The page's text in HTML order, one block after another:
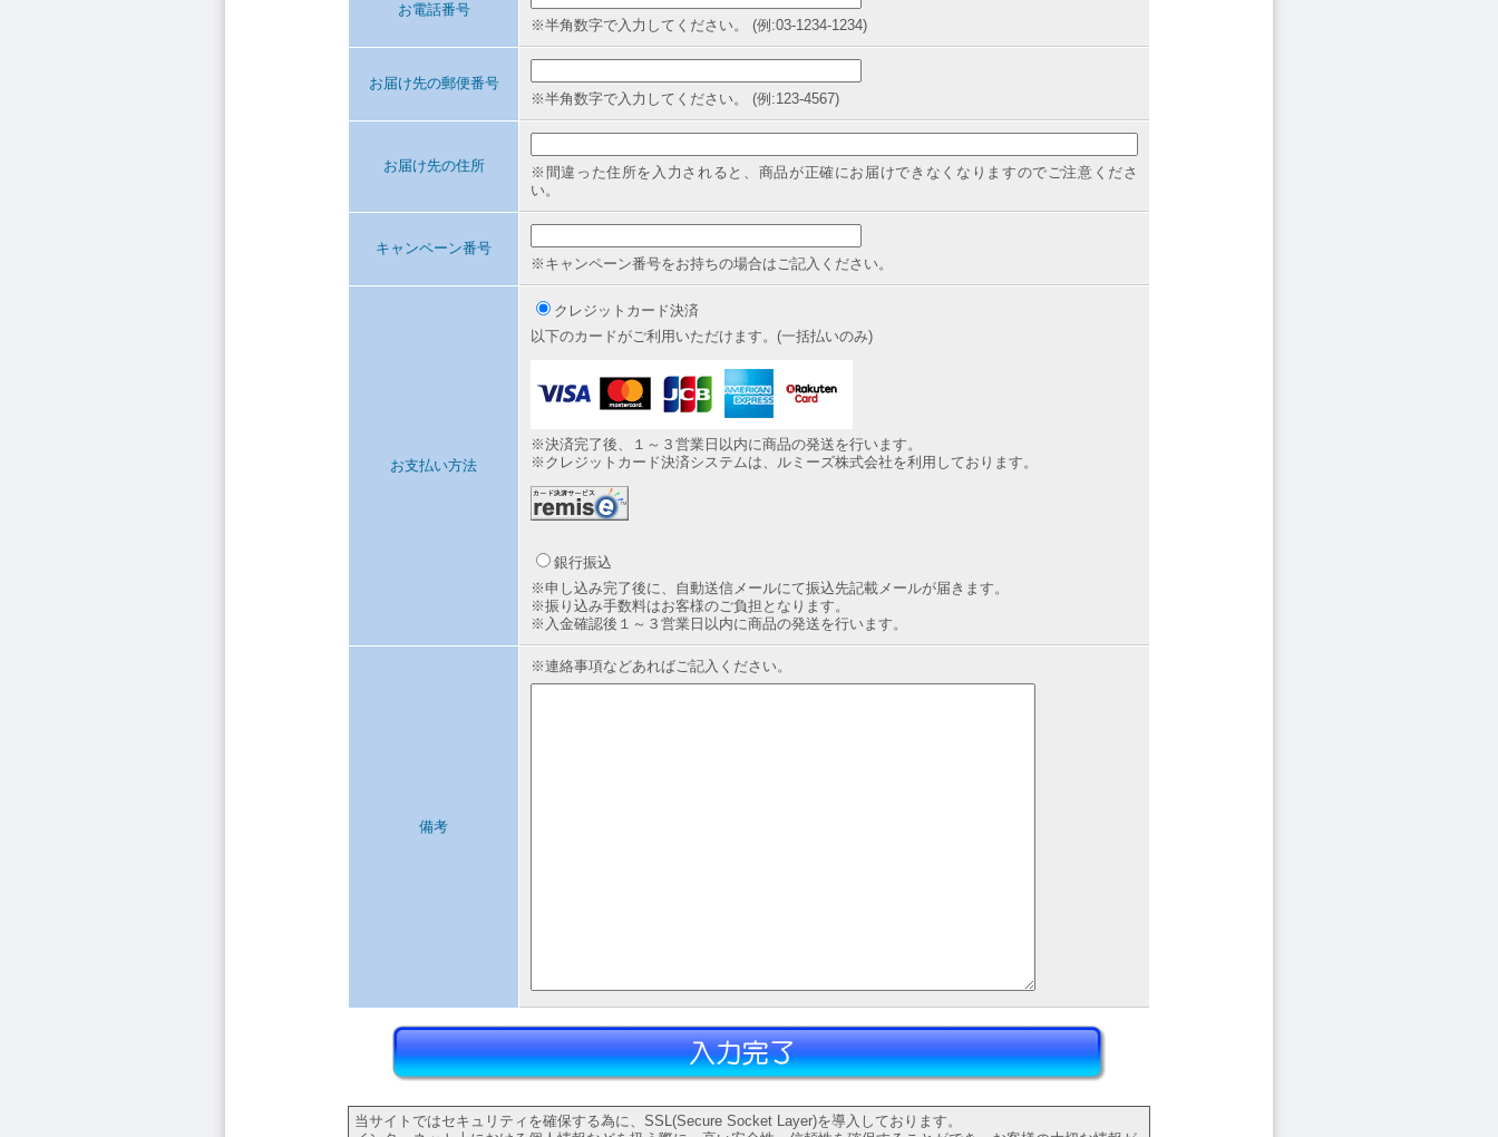
お電話番号
※半角数字で入力してください。 (例:03-1234-1234)
お届け先の郵便番号
※半角数字で入力してください。 (例:123-4567)
お届け先の住所
※間違った住所を入力されると、商品が正確にお届けできなくなりますのでご注意くださ
い。
キャンペーン番号
※キャンペーン番号をお持ちの場合はご記入ください。
お支払い方法
クレジットカード決済
以下のカードがご利用いただけます。(一括払いのみ)
※決済完了後、１～３営業日以内に商品の発送を行います。
※クレジットカード決済システムは、ルミーズ株式会社を利用しております。
銀行振込
※申し込み完了後に、自動送信メールにて振込先記載メールが届きます。
※振り込み手数料はお客様のご負担となります。
※入金確認後１～３営業日以内に商品の発送を行います。
備考
※連絡事項などあればご記入ください。
当サイトではセキュリティを確保する為に、SSL(Secure Socket Layer)を導入しております。